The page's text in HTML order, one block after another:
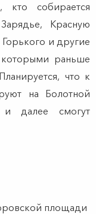
кто собирается
Красную
и другие
раньше
что к
на Болотной
далее смогут
площади